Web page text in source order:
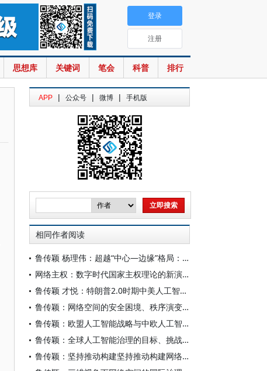
思想库 关键词 笔会 科普 排行
登录
注册
APP | 公众号 | 微博 | 手机版
相同作者阅读
鲁传颖 杨理伟：超越“中心—边缘”格局：全球人工智能技术体系重构
网络主权：数字时代国家主权理论的新演进
鲁传颖 才悦：特朗普2.0时期中美人工智能博弈的新阶段
鲁传颖：网络空间的安全困境、秩序演变与中国方案
鲁传颖：欧盟人工智能战略与中欧人工智能治理合作前景
鲁传颖：全球人工智能治理的目标、挑战与中国方案
鲁传颖：坚持推动构建坚持推动构建网络空间命运共同体